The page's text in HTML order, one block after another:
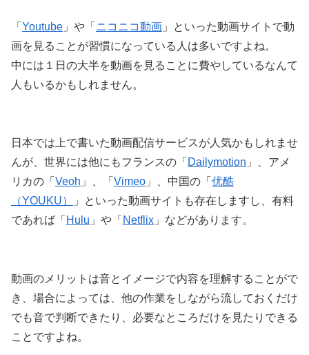
「 Youtube 」や「 ニコニコ動画 」といった動画サイトで動
画を見ることが習慣になっている人は多いですよね。
中には１日の大半を動画を見ることに費やしているなんて
人もいるかもしれません。
日本では上で書いた動画配信サービスが人気かもしれませ
んが、世界には他にもフランスの「 Dailymotion 」、アメ
リカの「 Veoh 」、「 Vimeo 」、中国の「 优酷
（YOUKU）
」といった動画サイトも存在しますし、有料
であれば「 Hulu 」や「 Netflix 」などがあります。
動画のメリットは音とイメージで内容を理解することがで
き、場合によっては、他の作業をしながら流しておくだけ
でも音で判断できたり、必要なところだけを見たりできる
ことですよね。